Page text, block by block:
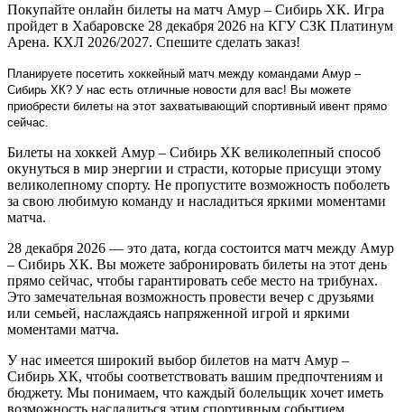
Покупайте онлайн билеты на матч Амур – Сибирь ХК. Игра
пройдет в Хабаровске 28 декабря 2026 на КГУ СЗК Платинум
Арена. КХЛ 2026/2027. Спешите сделать заказ!
Планируете посетить хоккейный матч между командами Амур –
Сибирь ХК? У нас есть отличные новости для вас! Вы можете
приобрести билеты на этот захватывающий спортивный ивент прямо
сейчас.
Билеты на хоккей Амур – Сибирь ХК великолепный способ
окунуться в мир энергии и страсти, которые присущи этому
великолепному спорту. Не пропустите возможность поболеть
за свою любимую команду и насладиться яркими моментами
матча.
28 декабря 2026 — это дата, когда состоится матч между Амур
– Сибирь ХК. Вы можете забронировать билеты на этот день
прямо сейчас, чтобы гарантировать себе место на трибунах.
Это замечательная возможность провести вечер с друзьями
или семьей, наслаждаясь напряженной игрой и яркими
моментами матча.
У нас имеется широкий выбор билетов на матч Амур –
Сибирь ХК, чтобы соответствовать вашим предпочтениям и
бюджету. Мы понимаем, что каждый болельщик хочет иметь
возможность насладиться этим спортивным событием,